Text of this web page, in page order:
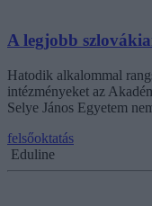
A legjobb
Hatodik alkalommal
intézményeket az
Selye János Egyetem
felsőoktatás
Eduline